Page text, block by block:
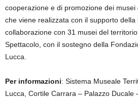
cooperazione e di promozione dei musei
che viene realizzata con il supporto della
collaborazione con 31 musei del
Spettacolo, con il sostegno della
Lucca.
Per informazioni: Sistema Museale
Lucca, Cortile Carrara – Palazzo Ducale